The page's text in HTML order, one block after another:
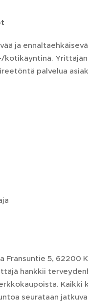
ja
kotikäyntinä.
palvelua
5, 62200
hankkii
seurataan